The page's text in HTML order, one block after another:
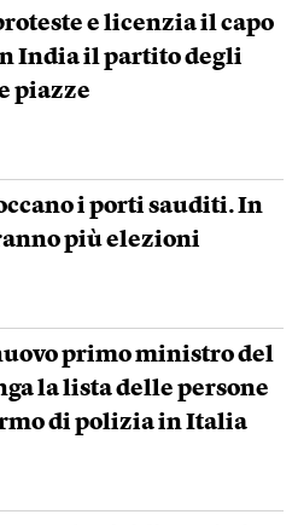
e licenzia il capo
India il partito degli
piazze
i porti sauditi. In
più elezioni
primo ministro del
la lista delle persone
di polizia in Italia